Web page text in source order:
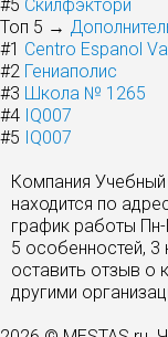
#5 Скилфэктори
Топ 5 →
#1 Centro Espanol
#2 Гениаполис
#3 Школа № 1265
#4 IQ007
#5 IQ007
Компания
находится по
график работы Пн-
5 особенностей,
оставить отзыв о
другими